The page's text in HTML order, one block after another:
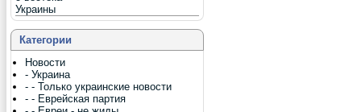
Категории
Новости
- Украина
- - Только украинские новости
- - Еврейская партия